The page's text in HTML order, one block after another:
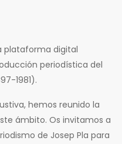
plataforma digital
periodística del
1981).
hemos reunido la
ámbito. Os invitamos a
de Josep Pla para